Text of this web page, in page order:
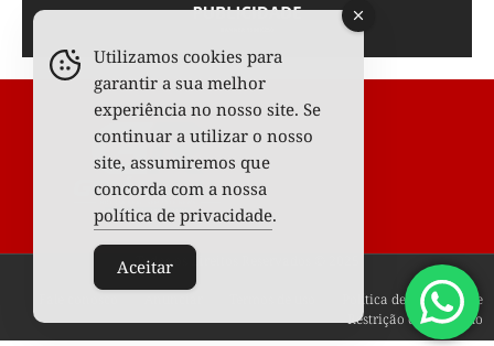
Todos os Direitos Reservados © 2025
Política de privacidade
Restrição de conteúdo
Utilizamos cookies para
garantir a sua melhor
experiência no nosso site. Se
continuar a utilizar o nosso
site, assumiremos que
concorda com a nossa
política de privacidade.
Aceitar